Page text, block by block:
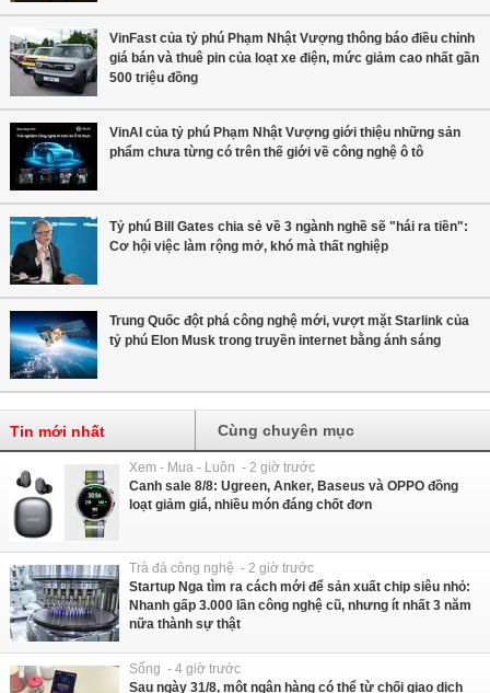
VinFast của tỷ phú Phạm Nhật Vượng thông báo điều chỉnh
giá bán và thuê pin của loạt xe điện, mức giảm cao nhất gần
500 triệu đồng
VinAI của tỷ phú Phạm Nhật Vượng giới thiệu những sản
phẩm chưa từng có trên thế giới về công nghệ ô tô
Tỷ phú Bill Gates chia sẻ về 3 ngành nghề sẽ "hái ra tiền":
Cơ hội việc làm rộng mở, khó mà thất nghiệp
Trung Quốc đột phá công nghệ mới, vượt mặt Starlink của
tỷ phú Elon Musk trong truyền internet bằng ánh sáng
Tin mới nhất Cùng chuyên mục
Xem - Mua - Luôn - 2 giờ trước
Canh sale 8/8: Ugreen, Anker, Baseus và OPPO đồng
loạt giảm giá, nhiều món đáng chốt đơn
Trà đá công nghệ - 2 giờ trước
Startup Nga tìm ra cách mới để sản xuất chip siêu nhỏ:
Nhanh gấp 3.000 lần công nghệ cũ, nhưng ít nhất 3 năm
nữa thành sự thật
Sống - 4 giờ trước
Sau ngày 31/8, một ngân hàng có thể từ chối giao dịch